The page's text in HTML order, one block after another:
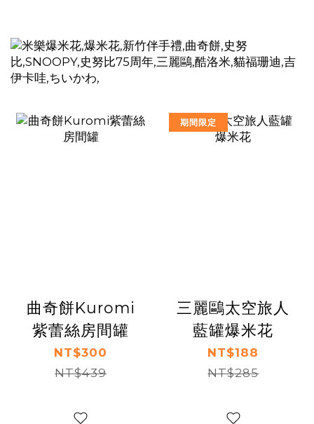
曲奇餅Kuromi
紫蕾絲房間罐
NT$300
NT$439
期間限定
三麗鷗太空旅人
藍罐爆米花
NT$188
NT$285